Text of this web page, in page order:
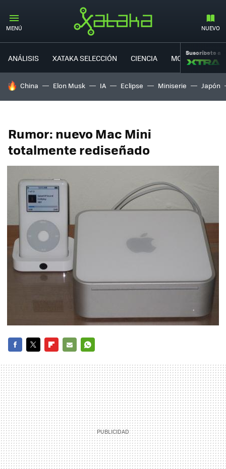
MENÚ NUEVO
ANÁLISIS XATAKA SELECCIÓN CIENCIA MOVILIDAD
Suscríbete a
HOY SE HABLA DE
China Elon Musk IA Eclipse Miniserie Japón
Rumor: nuevo Mac Mini
totalmente rediseñado
MAIL